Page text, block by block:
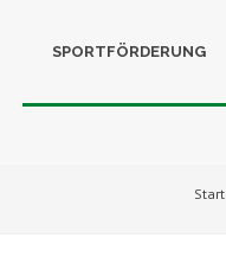
SPORTFÖRDERUNG
Start